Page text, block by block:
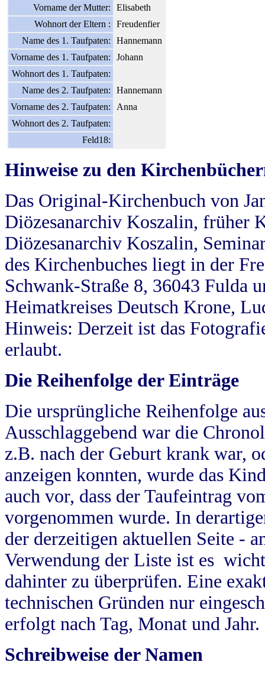
Vorname der Mutter:
Elisabeth
Wohnort der Eltern :
Freudenfier
Name des 1. Taufpaten:
Hannemann
Vorname des 1. Taufpaten:
Johann
Wohnort des 1. Taufpaten:
Name des 2. Taufpaten:
Hannemann
Vorname des 2. Taufpaten:
Anna
Wohnort des 2. Taufpaten:
Feld18:
Hinweise zu den
Das Original-Kirchenbuch von
Diözesanarchiv Koszalin, früher
Diözesanarchiv Koszalin,
des Kirchenbuches liegt in der
Schwank-Straße 8, 36043 Fulda
Heimatkreises Deutsch Krone,
Hinweis: Derzeit ist das
erlaubt.
Die Reihenfolge der Einträge
Die ursprüngliche Reihenfolge
Ausschlaggebend war die
z.B. nach der Geburt krank war,
anzeigen konnten, wurde das
auch vor, dass der Taufeintrag
vorgenommen wurde. In
der derzeitigen aktuellen Seite -
Verwendung der Liste ist es
dahinter zu überprüfen. Eine
technischen Gründen nur
erfolgt nach Tag, Monat und Jahr.
Schreibweise der Namen